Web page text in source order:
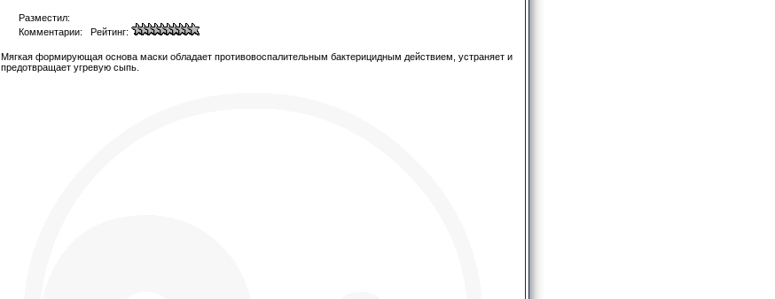
Разместил:
Комментарии: Рейтинг:
Мягкая формирующая основа маски обладает противовоспалительным бактерицидным действием, устраняет и
предотвращает угревую сыпь.